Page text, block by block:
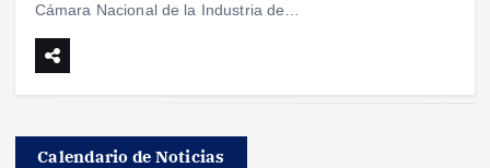
Cámara Nacional de la Industria de…
Calendario de Noticias